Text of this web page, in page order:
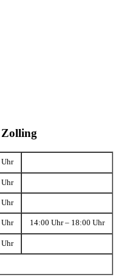
Zolling
14:00 Uhr – 18:00 Uhr